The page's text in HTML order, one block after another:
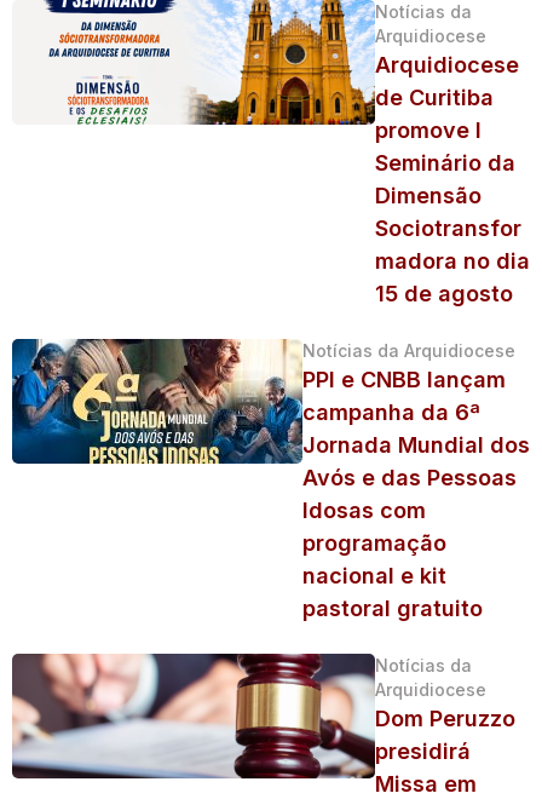
Notícias da
Arquidiocese
Arquidiocese
de Curitiba
promove I
Seminário da
Dimensão
Sociotransfor
madora no dia
15 de agosto
Notícias da Arquidiocese
PPI e CNBB lançam
campanha da 6ª
Jornada Mundial dos
Avós e das Pessoas
Idosas com
programação
nacional e kit
pastoral gratuito
Notícias da
Arquidiocese
Dom Peruzzo
presidirá
Missa em